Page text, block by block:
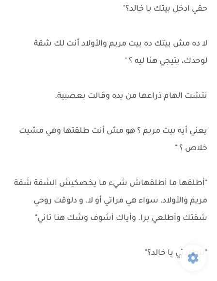
حقي ادخل بيتك يا خالد؟"
لا ده مش بيتك ده بيت مريم والأولاد أنت لك شقة
لوحدك، يتيجي هنا ليه ؟ "
نتشت الهام ذراعها من يده وقالت بعصبية.
يعني أيه بيت مريم ؟ هو مش أنت طلقتها وهي مشيت
خلاص ؟ "
"أطلقها ما أطلقهاش شيء ما يخصكيش الشقة شقة
مريم والأولاد، سواء هي مراتي أو لا. و دلوقت روحي
شقتك وأطلعي برا. وأياك أشوف وشك هنا تاني"
"بنطردتي يا خالد؟"